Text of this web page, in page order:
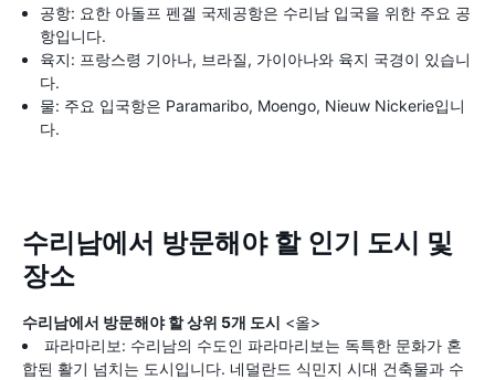
공항: 요한 아돌프 펜겔 국제공항은 수리남 입국을 위한 주요 공
항입니다.
육지: 프랑스령 기아나, 브라질, 가이아나와 육지 국경이 있습니
다.
물: 주요 입국항은 Paramaribo, Moengo, Nieuw Nickerie입니
다.
수리남에서 방문해야 할 인기 도시 및
장소
수리남에서 방문해야 할 상위 5개 도시 <올>
파라마리보: 수리남의 수도인 파라마리보는 독특한 문화가 혼
합된 활기 넘치는 도시입니다. 네덜란드 식민지 시대 건축물과 수